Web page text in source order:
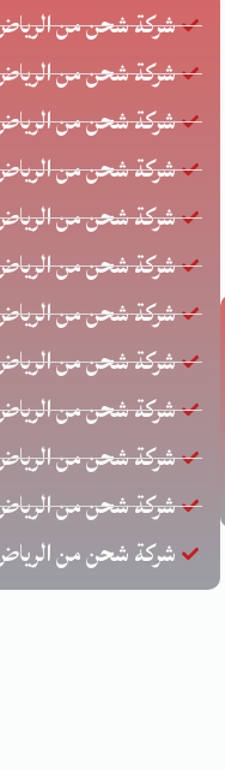
شركة شحن من
شركة شحن من
شركة شحن من
شركة شحن من
شركة شحن من
شركة شحن من
شركة شحن من
شركة شحن من
شركة شحن من
شركة شحن من
شركة شحن من
شركة شحن من